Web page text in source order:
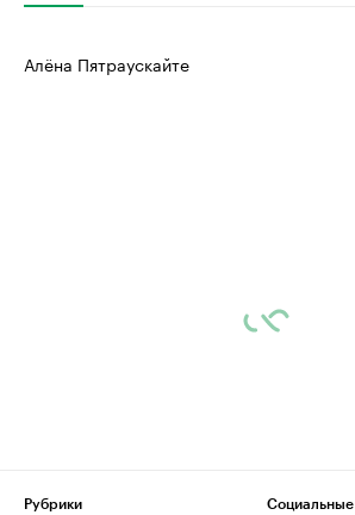
Алёна Пятраускайте
Рубрики
Социальные